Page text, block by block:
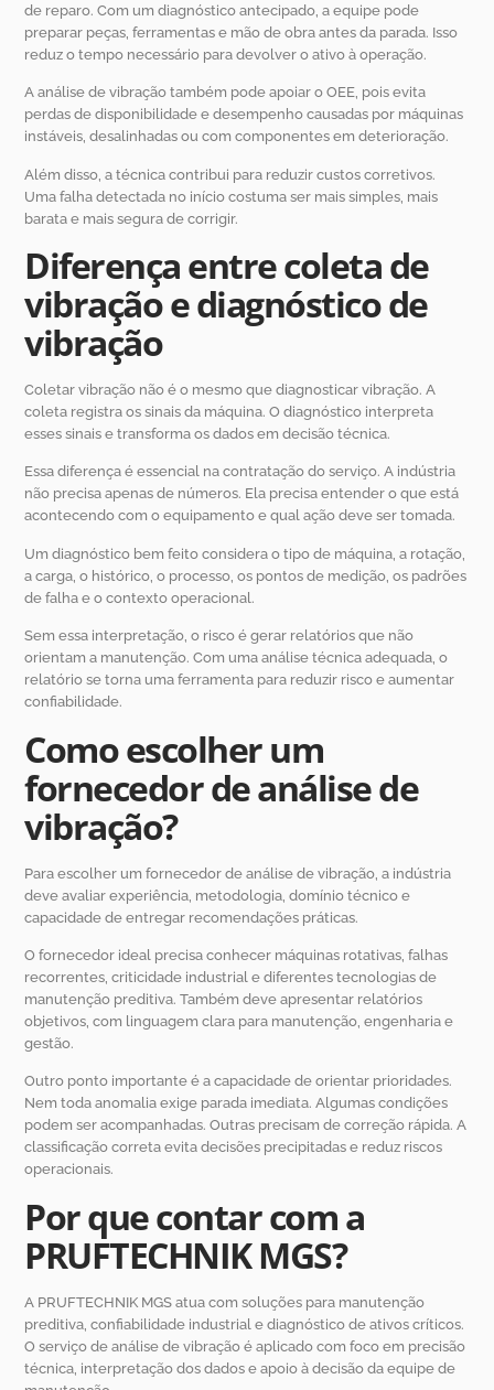
de reparo. Com um diagnóstico antecipado, a equipe pode
preparar peças, ferramentas e mão de obra antes da parada. Isso
reduz o tempo necessário para devolver o ativo à operação.
A análise de vibração também pode apoiar o OEE, pois evita
perdas de disponibilidade e desempenho causadas por máquinas
instáveis, desalinhadas ou com componentes em deterioração.
Além disso, a técnica contribui para reduzir custos corretivos.
Uma falha detectada no início costuma ser mais simples, mais
barata e mais segura de corrigir.
Diferença entre coleta de
vibração e diagnóstico de
vibração
Coletar vibração não é o mesmo que diagnosticar vibração. A
coleta registra os sinais da máquina. O diagnóstico interpreta
esses sinais e transforma os dados em decisão técnica.
Essa diferença é essencial na contratação do serviço. A indústria
não precisa apenas de números. Ela precisa entender o que está
acontecendo com o equipamento e qual ação deve ser tomada.
Um diagnóstico bem feito considera o tipo de máquina, a rotação,
a carga, o histórico, o processo, os pontos de medição, os padrões
de falha e o contexto operacional.
Sem essa interpretação, o risco é gerar relatórios que não
orientam a manutenção. Com uma análise técnica adequada, o
relatório se torna uma ferramenta para reduzir risco e aumentar
confiabilidade.
Como escolher um
fornecedor de análise de
vibração?
Para escolher um fornecedor de análise de vibração, a indústria
deve avaliar experiência, metodologia, domínio técnico e
capacidade de entregar recomendações práticas.
O fornecedor ideal precisa conhecer máquinas rotativas, falhas
recorrentes, criticidade industrial e diferentes tecnologias de
manutenção preditiva. Também deve apresentar relatórios
objetivos, com linguagem clara para manutenção, engenharia e
gestão.
Outro ponto importante é a capacidade de orientar prioridades.
Nem toda anomalia exige parada imediata. Algumas condições
podem ser acompanhadas. Outras precisam de correção rápida. A
classificação correta evita decisões precipitadas e reduz riscos
operacionais.
Por que contar com a
PRUFTECHNIK MGS?
A PRUFTECHNIK MGS atua com soluções para manutenção
preditiva, confiabilidade industrial e diagnóstico de ativos críticos.
O serviço de análise de vibração é aplicado com foco em precisão
técnica, interpretação dos dados e apoio à decisão da equipe de